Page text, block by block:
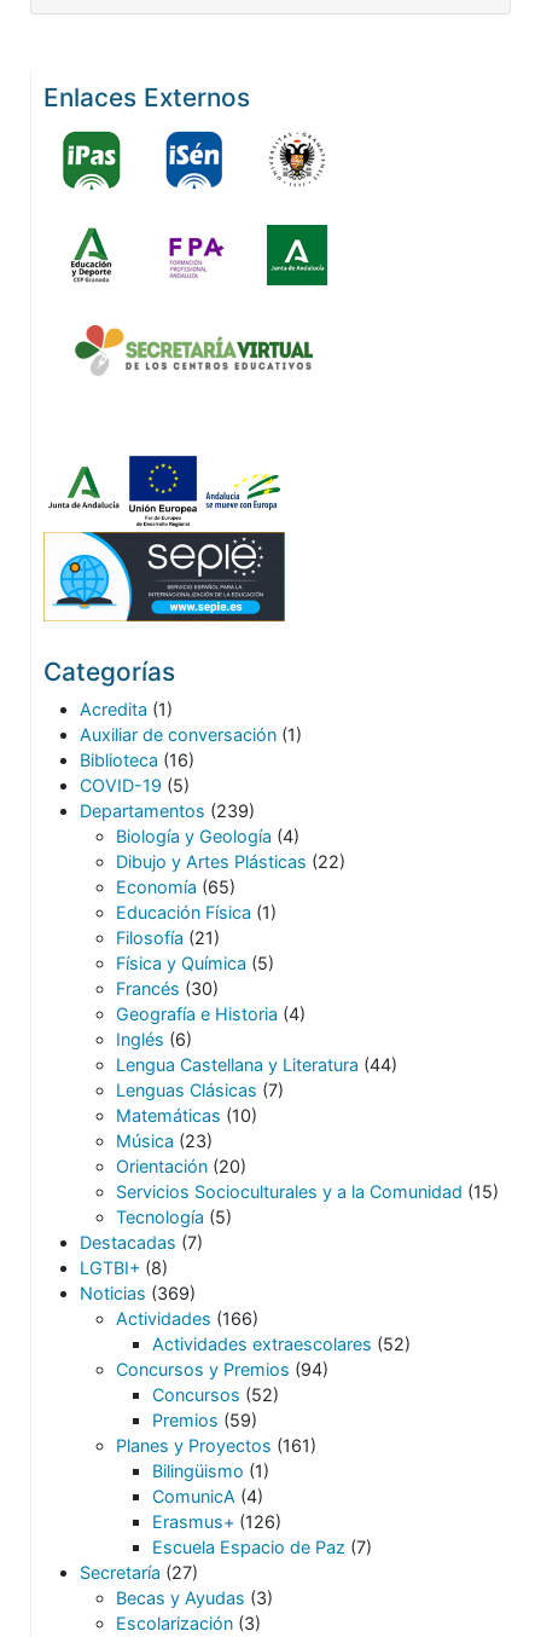
Enlaces Externos
Categorías
Acredita (1)
Auxiliar de conversación (1)
Biblioteca (16)
COVID-19 (5)
Departamentos (239)
Biología y Geología (4)
Dibujo y Artes Plásticas (22)
Economía (65)
Educación Física (1)
Filosofía (21)
Física y Química (5)
Francés (30)
Geografía e Historia (4)
Inglés (6)
Lengua Castellana y Literatura (44)
Lenguas Clásicas (7)
Matemáticas (10)
Música (23)
Orientación (20)
Servicios Socioculturales y a la Comunidad (15)
Tecnología (5)
Destacadas (7)
LGTBI+ (8)
Noticias (369)
Actividades (166)
Actividades extraescolares (52)
Concursos y Premios (94)
Concursos (52)
Premios (59)
Planes y Proyectos (161)
Bilingüismo (1)
ComunicA (4)
Erasmus+ (126)
Escuela Espacio de Paz (7)
Secretaría (27)
Becas y Ayudas (3)
Escolarización (3)